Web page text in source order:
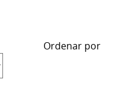
Ordenar por